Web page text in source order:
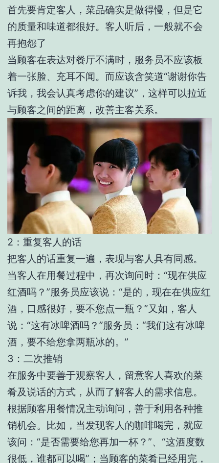
首先要肯定客人，菜品确实是做得慢，但是它
的质量和味道都很好。客人听后，一般就不会
再抱怨了
当顾客在表达对餐厅不满时，服务员不应该板
着一张脸、充耳不闻。而应该含笑道“谢谢你告
诉我，我会认真考虑你的建议”，这样可以拉近
与顾客之间的距离，改善主客关系。
2：重复客人的话
把客人的话重复一遍，表现与客人具有同感。
当客人在用餐过程中，再次询问时：“现在供应
红酒吗？”服务员应该说：“是的，现在在供应红
酒，口感很好，要不您点一瓶？”又如，客人
说：“这有冰啤酒吗？”服务员：“我们这有冰啤
酒，要不给您拿两瓶冰的。”
3：二次推销
在服务中要善于观察客人，留意客人喜欢的菜
肴及说话的方式，从而了解客人的需求信息。
根据顾客用餐情况主动询问，善于利用各种推
销机会。比如，当发现客人的咖啡喝完，就应
该问：“是否需要给您再加一杯？”、“这酒度数
很低，谁都可以喝”；当顾客的菜肴已经用完，